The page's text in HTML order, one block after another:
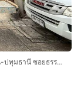
ทาวน์เฮ้าส์ 2 ชั้น 17.3 ตร.ว. หมู่บ้านศุภาลัยวิลล์ ศรีสมาน-ปทุมธานี ซอยธรรมสุธีร์ ถนนปทุมธานี-สายใน ถนนศรีสมาน เมืองปทุมธานี ปทุมธานี